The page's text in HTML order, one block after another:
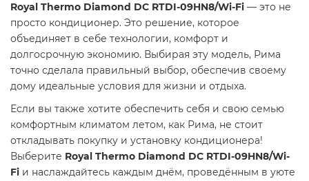
Royal Thermo Diamond DC RTDI-09HN8/Wi-Fi — это не
просто кондиционер. Это решение, которое
объединяет в себе технологии, комфорт и
долгосрочную экономию. Выбирая эту модель, Рима
точно сделала правильный выбор, обеспечив своему
дому идеальные условия для жизни и отдыха.
Если вы также хотите обеспечить себя и свою семью
комфортным климатом летом, как Рима, не стоит
откладывать покупку и установку кондиционера!
Выберите Royal Thermo Diamond DC RTDI-09HN8/Wi-
Fi и наслаждайтесь каждым днём, проведённым в уюте